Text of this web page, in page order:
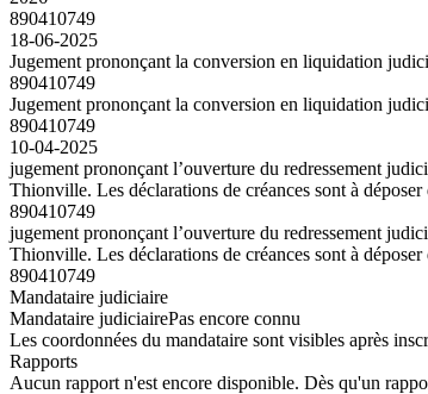
890410749
18-06-2025
Jugement prononçant la conversion en liquidation
890410749
Jugement prononçant la conversion en liquidation
890410749
10-04-2025
jugement prononçant l’ouverture du redressement
Thionville. Les déclarations de créances sont à
890410749
jugement prononçant l’ouverture du redressement
Thionville. Les déclarations de créances sont à
890410749
Mandataire judiciaire
Mandataire judiciairePas encore connu
Les coordonnées du mandataire sont visibles après
Rapports
Aucun rapport n'est encore disponible. Dès qu'un